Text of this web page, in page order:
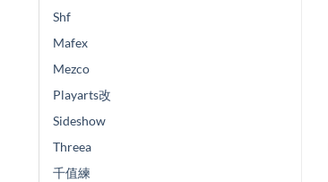
Shf
Mafex
Mezco
Playarts改
Sideshow
Threea
千值練